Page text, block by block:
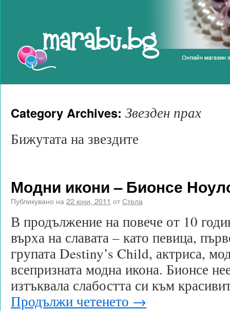
Category Archives: Звезден прах
Бижутата на звездите
Модни икони – Бионсе
Публикувано на 22 юни, 2011 отСтела
В продължение на повече от 10
върха на славата – като певица,
групата Destiny’s Child, актриса,
всепризната модна икона. Бионсе
изтъквала слабостта си към
Продължи четенето →